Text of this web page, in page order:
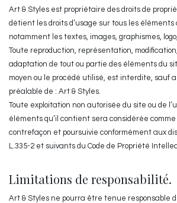
Art & Styles est propriétaire des droits de
détient les droits d’usage sur tous les éléments
notamment les textes, images, graphismes,
Toute reproduction, représentation,
adaptation de tout ou partie des éléments du
moyen ou le procédé utilisé, est interdite, sauf
préalable de : Art & Styles.
Toute exploitation non autorisée du site ou de
éléments qu’il contient sera considérée
contrefaçon et poursuivie conformément aux
L.335-2 et suivants du Code de Propriété
Limitations de responsabilité.
Art & Styles ne pourra être tenue responsable